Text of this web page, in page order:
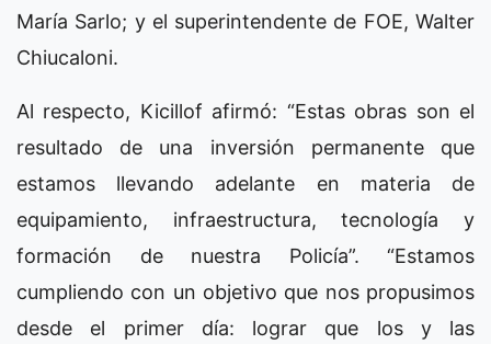
María Sarlo; y el superintendente de FOE, Walter
Chiucaloni.
Al respecto, Kicillof afirmó: “Estas obras son el
resultado de una inversión permanente que
estamos llevando adelante en materia de
equipamiento, infraestructura, tecnología y
formación de nuestra Policía”. “Estamos
cumpliendo con un objetivo que nos propusimos
desde el primer día: lograr que los y las